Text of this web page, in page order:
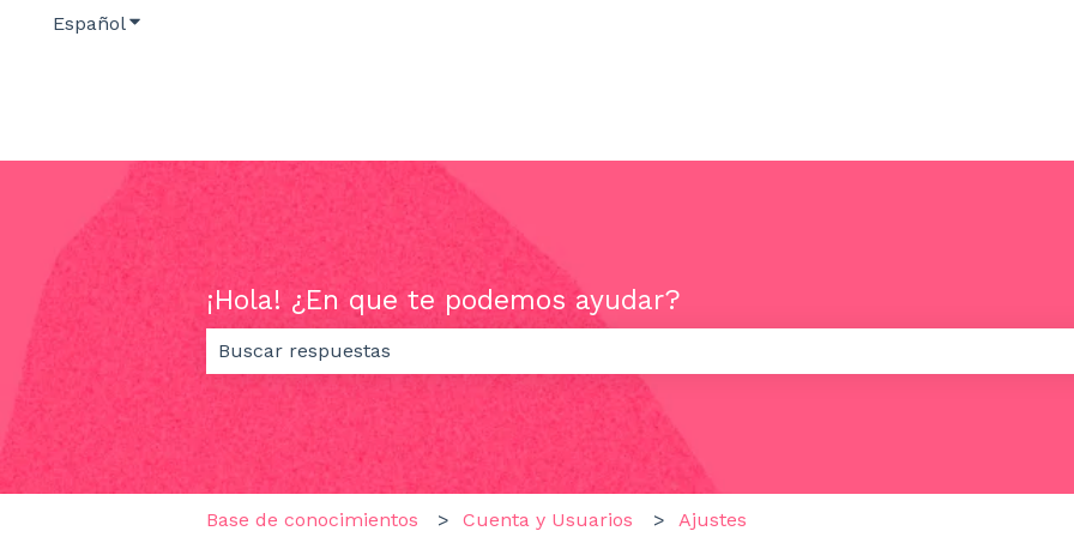
EspañolTraducciones de Mostrar submenú de
¡Hola! ¿En que te podemos ayudar?
No hay sugerencias porque el campo de búsqueda está vacío.
Base de conocimientos Cuenta y Usuarios Ajustes